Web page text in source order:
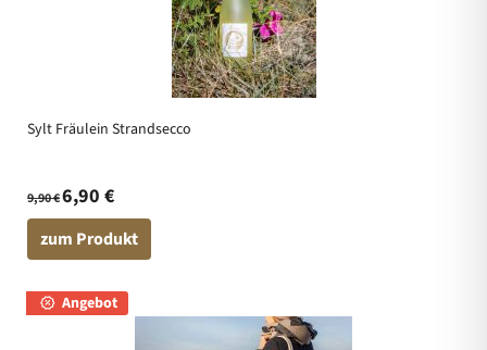
Sylt Fräulein Strandsecco
9,90 €6,90 €
zum Produkt
Angebot